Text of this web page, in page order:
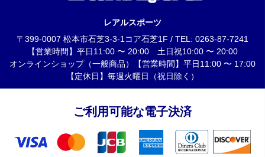
レアルスポーツ
〒399-0007 松本市石芝3-3-1コア石芝1F / TEL: 0263-87-7241
【営業時間】平日11:00 〜 20:00 土日祝10:00 〜 20:00
オンラインショップ（一般商品）【営業時間】平日11:00 〜 17:00
【定休日】毎週火曜日（祝日除く）
ご利用可能な電子決済